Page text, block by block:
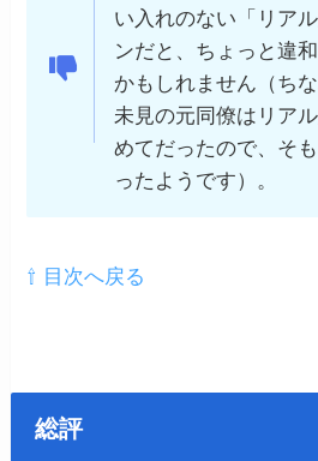
い入れのない「リア
ンだと、ちょっと違
かもしれません（ち
未見の元同僚はリア
めてだったので、そ
ったようです）。
⇧ 目次へ戻る
総評